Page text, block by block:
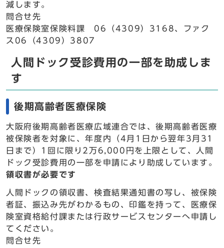
減します。
問合せ先
医療保険室保険料課 06（4309）3168、ファク
ス06（4309）3807
人間ドック受診費用の一部を助成しま
す
後期高齢者医療保険
大阪府後期高齢者医療広域連合では、後期高齢者医療
被保険者を対象に、年度内（4月1日から翌年3月31
日まで）1回に限り2万6,000円を上限として、人間
ドック受診費用の一部を申請により助成しています。
領収書が必要です
人間ドックの領収書、検査結果通知書の写し、被保険
者証、振込み先がわかるもの、印鑑を持って、医療保
険室資格給付課または行政サービスセンターへ申請し
てください。
問合せ先